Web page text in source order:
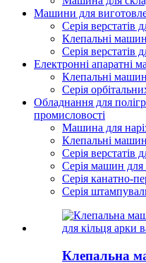
Машини для
Серія верстатів
Клепальні
Серія верстатів
Електронні апаратні
Клепальні
Серія
Обладнання для
промисловості
Машина для
Клепальні
Серія верстатів
Серія машин для
Серія канатно-
Серія
Клепальна